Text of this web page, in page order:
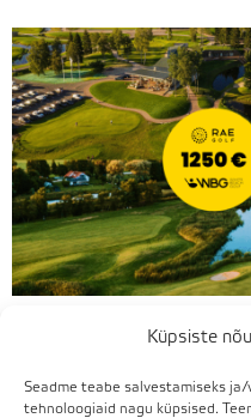
Küpsiste
Seadme teabe salvestamiseks
tehnoloogiaid nagu küpsised.
kaks väljakut.